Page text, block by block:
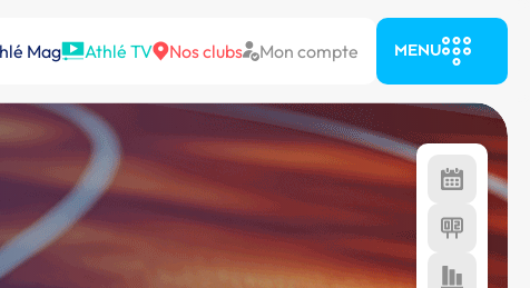
Mag Athlé TV Nos clubs Mon compte MENU